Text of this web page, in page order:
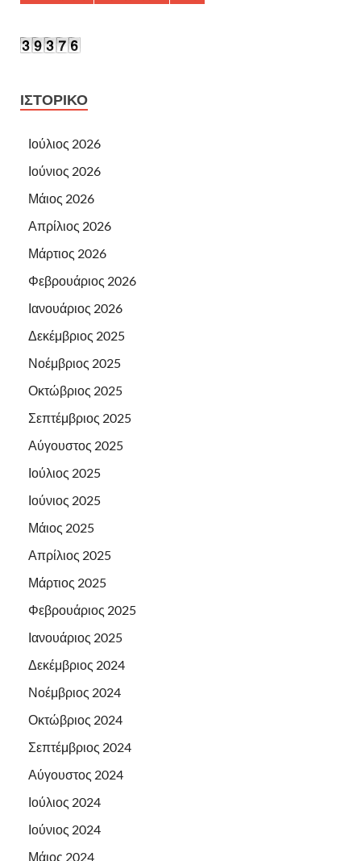
ΙΣΤΟΡΙΚΌ
Ιούλιος 2026
Ιούνιος 2026
Μάιος 2026
Απρίλιος 2026
Μάρτιος 2026
Φεβρουάριος 2026
Ιανουάριος 2026
Δεκέμβριος 2025
Νοέμβριος 2025
Οκτώβριος 2025
Σεπτέμβριος 2025
Αύγουστος 2025
Ιούλιος 2025
Ιούνιος 2025
Μάιος 2025
Απρίλιος 2025
Μάρτιος 2025
Φεβρουάριος 2025
Ιανουάριος 2025
Δεκέμβριος 2024
Νοέμβριος 2024
Οκτώβριος 2024
Σεπτέμβριος 2024
Αύγουστος 2024
Ιούλιος 2024
Ιούνιος 2024
Μάιος 2024